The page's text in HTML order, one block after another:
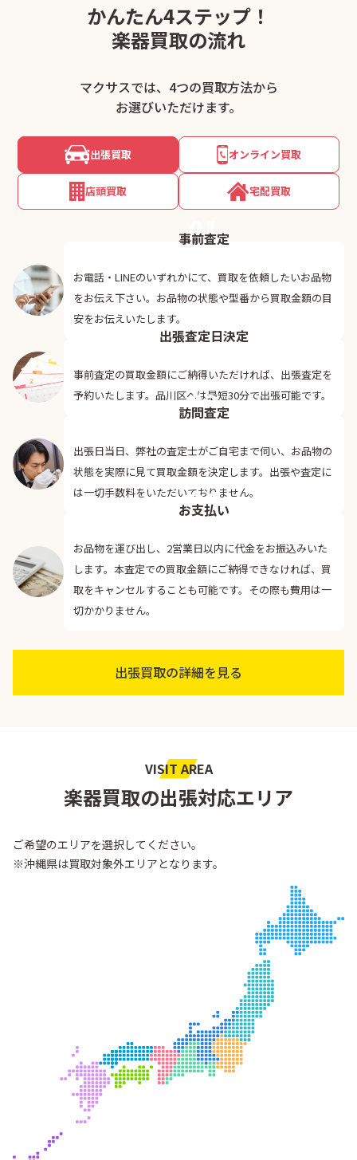
かんたん4ステップ！
楽器買取の流れ
マクサスでは、4つの買取方法から
お選びいただけます。
出張買取 オンライン買取
店頭買取 宅配買取
01
事前査定
お電話・LINEのいずれかにて、買取を依頼したいお品物
をお伝え下さい。お品物の状態や型番から買取金額の目
安をお伝えいたします。
02
出張査定日決定
事前査定の買取金額にご納得いただければ、出張査定を
予約いたします。品川区へは最短30分で出張可能です。
03
訪問査定
出張日当日、弊社の査定士がご自宅まで伺い、お品物の
状態を実際に見て買取金額を決定します。出張や査定に
は一切手数料をいただいておりません。
04
お支払い
お品物を運び出し、2営業日以内に代金をお振込みいた
します。本査定での買取金額にご納得できなければ、買
取をキャンセルすることも可能です。その際も費用は一
切かかりません。
出張買取の詳細を見る
VISIT AREA
楽器買取の出張対応エリア
ご希望のエリアを選択してください。
※沖縄県は買取対象外エリアとなります。